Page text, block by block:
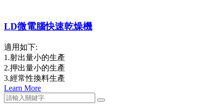
LD微電腦快速乾燥機
適用如下:
1.射出量小的生產
2.押出量小的生產
3.經常性換料生產
Learn More